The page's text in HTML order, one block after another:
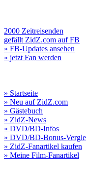
2000 Zeitreisenden
gefällt ZidZ.com auf FB
» FB-Updates ansehen
» jetzt Fan werden
» Startseite
» Neu auf ZidZ.com
» Gästebuch
» ZidZ-News
» DVD/BD-Infos
» DVD/BD-Bonus-
» ZidZ-Fanartikel kaufen
» Meine Film-Fanartikel